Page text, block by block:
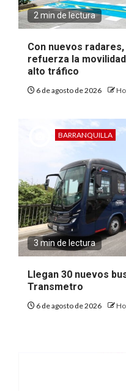
2 min de lectura
Con nuevos
refuerza la
alto tráfico
6 de agosto de 2026
BARRANQUILLA
3 min de lectura
Llegan 30 nuevos
Transmetro
6 de agosto de 2026